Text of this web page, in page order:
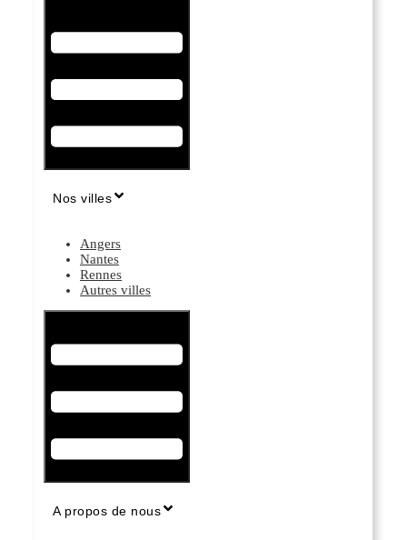
Nos villes
Angers
Nantes
Rennes
Autres villes
A propos de nous